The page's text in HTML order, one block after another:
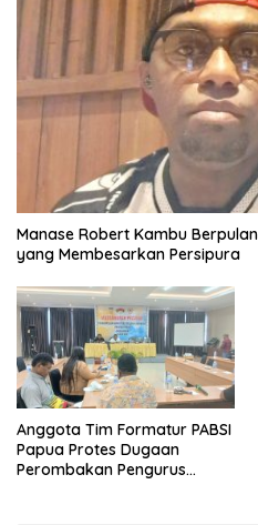
Manase Robert Kambu
yang Membesarkan Persipura
Anggota Tim Formatur PABSI
Papua Protes Dugaan
Perombakan Pengurus